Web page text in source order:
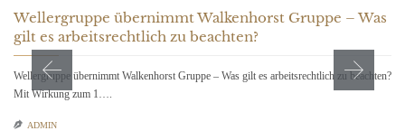
Wellergruppe übernimmt Walkenhorst Gruppe – Was
gilt es arbeitsrechtlich zu beachten?
Wellergruppe übernimmt Walkenhorst Gruppe – Was gilt es arbeitsrechtlich zu beachten?
Mit Wirkung zum 1….
 ADMIN